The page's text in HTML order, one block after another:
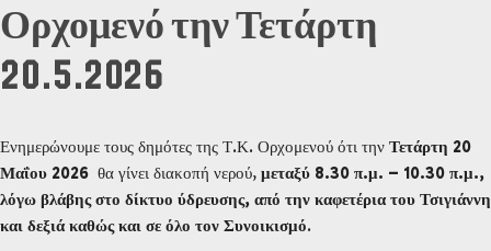
Ορχομενό την Τετάρτη
20.5.2026
Ενημερώνουμε τους δημότες της Τ.Κ. Ορχομενού ότι την Τετάρτη 20
Μαΐου 2026 θα γίνει διακοπή νερού, μεταξύ 8.30 π.μ. – 10.30 π.μ.,
λόγω βλάβης στο δίκτυο ύδρευσης, από την καφετέρια του Τσιγιάννη
και δεξιά καθώς και σε όλο τον Συνοικισμό.